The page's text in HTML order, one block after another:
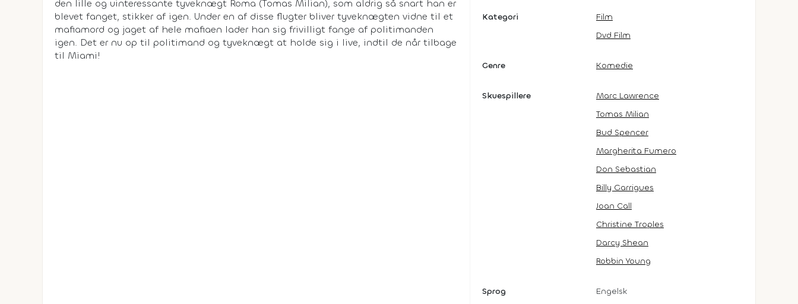
den lille og uinteressante tyveknægt Roma (Tomas Milian), som aldrig så snart han er
blevet fanget, stikker af igen. Under en af disse flugter bliver tyveknægten vidne til et
mafiamord og jaget af hele mafiaen lader han sig frivilligt fange af politimanden
igen. Det er nu op til politimand og tyveknægt at holde sig i live, indtil de når tilbage
til Miami!
Kategori
Film
Dvd Film
Genre Komedie
Skuespillere
Marc Lawrence
Tomas Milian
Bud Spencer
Margherita Fumero
Don Sebastian
Billy Garrigues
Joan Call
Christine Troples
Darcy Shean
Robbin Young
Sprog Engelsk